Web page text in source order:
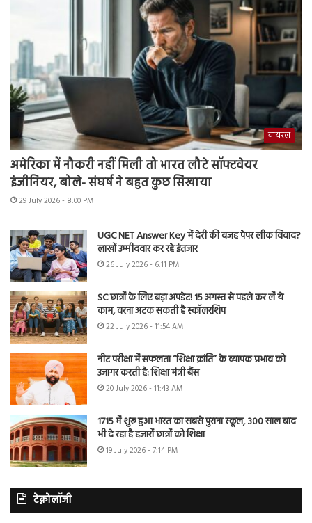
वायरल
अमेरिका में नौकरी नहीं मिली तो भारत लौटे सॉफ्टवेयर
इंजीनियर, बोले- संघर्ष ने बहुत कुछ सिखाया
29 July 2026 - 8:00 PM
UGC NET Answer Key में देरी की वजह पेपर लीक विवाद?
लाखों उम्मीदवार कर रहे इंतजार
26 July 2026 - 6:11 PM
SC छात्रों के लिए बड़ा अपडेट! 15 अगस्त से पहले कर लें ये
काम, वरना अटक सकती है स्कॉलरशिप
22 July 2026 - 11:54 AM
नीट परीक्षा में सफलता “शिक्षा क्रांति” के व्यापक प्रभाव को
उजागर करती है: शिक्षा मंत्री बैंस
20 July 2026 - 11:43 AM
1715 में शुरू हुआ भारत का सबसे पुराना स्कूल, 300 साल बाद
भी दे रहा है हजारों छात्रों को शिक्षा
19 July 2026 - 7:14 PM
टेक्नोलॉजी